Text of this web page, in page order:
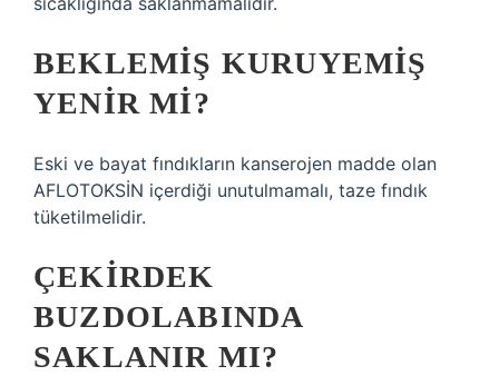
BEKLEMIŞ KURUYEMIŞ
YENIR MI?
Eski ve bayat fındıkların kanserojen madde olan
AFLOTOKSİN içerdiği unutulmamalı, taze fındık
tüketilmelidir.
ÇEKIRDEK
BUZDOLABINDA
SAKLANIR MI?